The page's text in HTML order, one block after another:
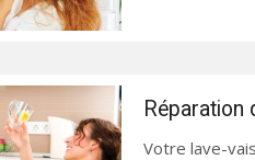
Réparation
Votre lave-